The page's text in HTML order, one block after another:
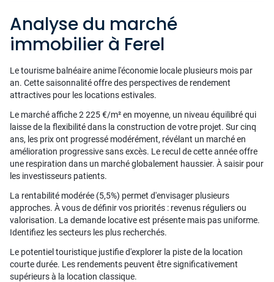
Analyse du marché
immobilier à Ferel
Le tourisme balnéaire anime l'économie locale plusieurs mois par
an. Cette saisonnalité offre des perspectives de rendement
attractives pour les locations estivales.
Le marché affiche 2 225 €/m² en moyenne, un niveau équilibré qui
laisse de la flexibilité dans la construction de votre projet. Sur cinq
ans, les prix ont progressé modérément, révélant un marché en
amélioration progressive sans excès. Le recul de cette année offre
une respiration dans un marché globalement haussier. À saisir pour
les investisseurs patients.
La rentabilité modérée (5,5%) permet d'envisager plusieurs
approches. À vous de définir vos priorités : revenus réguliers ou
valorisation. La demande locative est présente mais pas uniforme.
Identifiez les secteurs les plus recherchés.
Le potentiel touristique justifie d'explorer la piste de la location
courte durée. Les rendements peuvent être significativement
supérieurs à la location classique.